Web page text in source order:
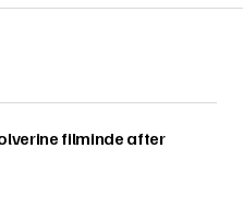
filminde after